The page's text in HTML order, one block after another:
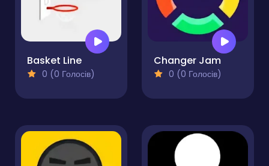
Basket Line
0 (0 Голосів)
Changer Jam
0 (0 Голосів)